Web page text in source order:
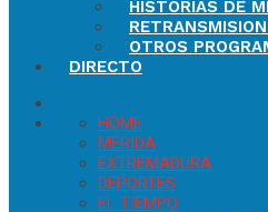
HISTORIAS DE
OTROS
DIRECTO
HOME
MÉRIDA
EXTREMADURA
DEPORTES
EL TIEMPO